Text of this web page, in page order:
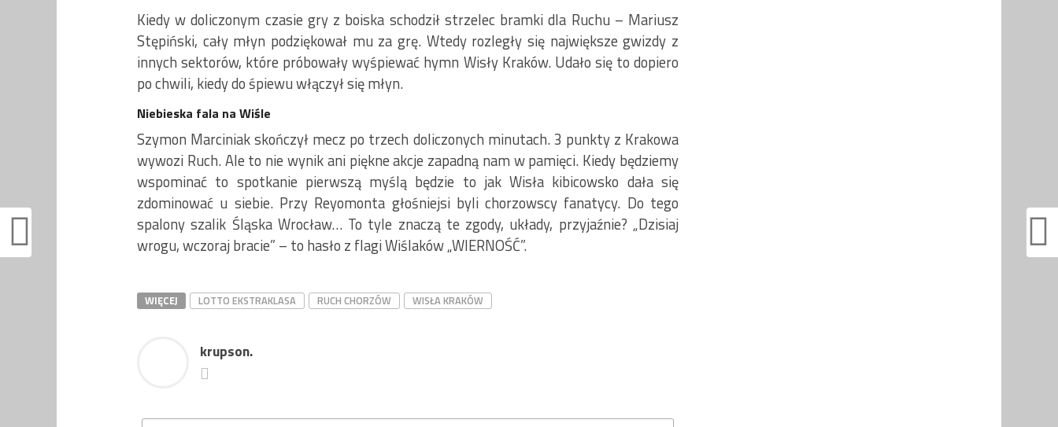
Kiedy w doliczonym czasie gry z boiska schodził strzelec bramki dla Ruchu – Mariusz
Stępiński, cały młyn podziękował mu za grę. Wtedy rozległy się największe gwizdy z
innych sektorów, które próbowały wyśpiewać hymn Wisły Kraków. Udało się to dopiero
po chwili, kiedy do śpiewu włączył się młyn.
Niebieska fala na Wiśle
Szymon Marciniak skończył mecz po trzech doliczonych minutach. 3 punkty z Krakowa
wywozi Ruch. Ale to nie wynik ani piękne akcje zapadną nam w pamięci. Kiedy będziemy
wspominać to spotkanie pierwszą myślą będzie to jak Wisła kibicowsko dała się
zdominować u siebie. Przy Reyomonta głośniejsi byli chorzowscy fanatycy. Do tego
spalony szalik Śląska Wrocław… To tyle znaczą te zgody, układy, przyjaźnie? „Dzisiaj
wrogu, wczoraj bracie” – to hasło z flagi Wiślaków „WIERNOŚĆ”.
WIĘCEJ LOTTO EKSTRAKLASA RUCH CHORZÓW WISŁA KRAKÓW
krupson.